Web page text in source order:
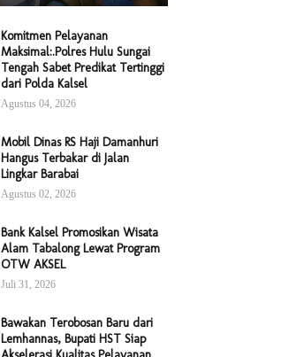
Komitmen Pelayanan
Maksimal:.Polres Hulu Sungai
Tengah Sabet Predikat Tertinggi
dari Polda Kalsel
Agustus 04, 2026
Mobil Dinas RS Haji Damanhuri
Hangus Terbakar di Jalan
Lingkar Barabai
Agustus 02, 2026
Bank Kalsel Promosikan Wisata
Alam Tabalong Lewat Program
OTW AKSEL
Juli 31, 2026
Bawakan Terobosan Baru dari
Lemhannas, Bupati HST Siap